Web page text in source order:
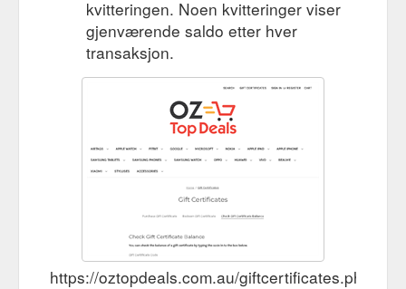
kvitteringen. Noen kvitteringer viser
gjenværende saldo etter hver
transaksjon.
https://oztopdeals.com.au/